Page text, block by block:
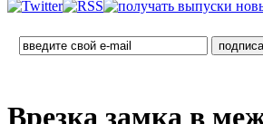
Врезка замка в